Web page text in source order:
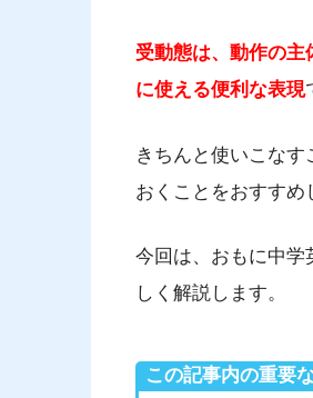
受動態は、動作の主
に使える便利な表現
きちんと使いこな
おくことをおすすめ
今回は、おもに中学
しく解説します。
この記事内の重要